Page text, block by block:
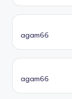
agam66
agam66